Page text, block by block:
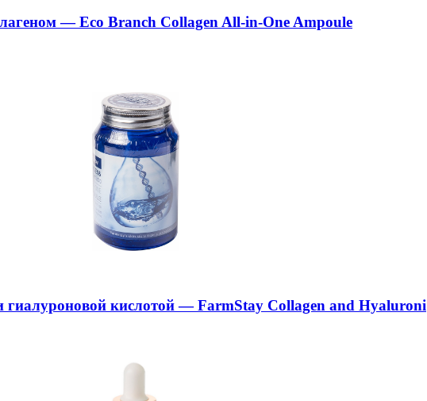
— Eco Branch Collagen All-in-One Ampoule
кислотой — FarmStay Collagen and Hyaluroni